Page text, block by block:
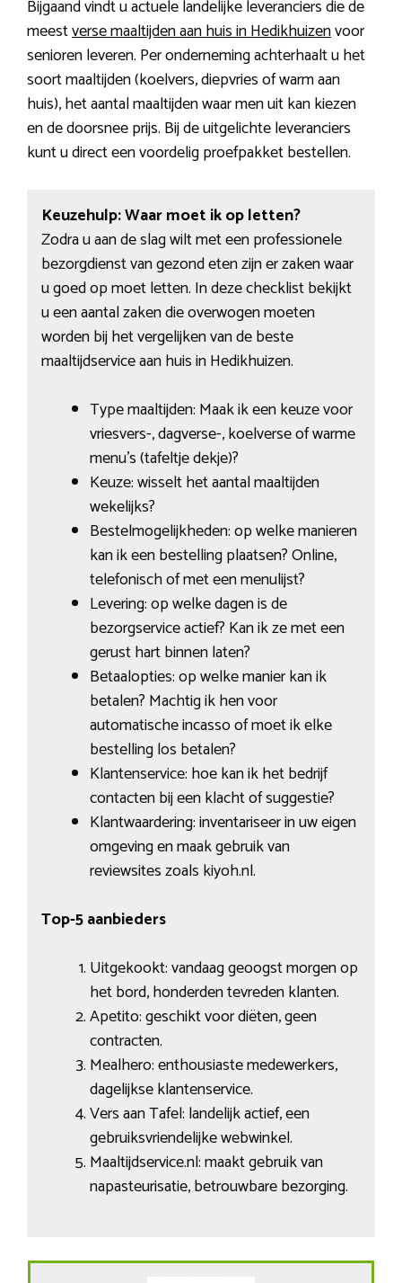
Bijgaand vindt u actuele landelijke leveranciers die de
meestverse maaltijden aan huis in Hedikhuizenvoor
senioren leveren. Per onderneming achterhaalt u het
soort maaltijden (koelvers, diepvries of warm aan
huis), het aantal maaltijden waar men uit kan kiezen
en de doorsnee prijs. Bij de uitgelichte leveranciers
kunt u direct een voordelig proefpakket bestellen.
Keuzehulp: Waar moet ik op letten?
Zodra u aan de slag wilt met een professionele
bezorgdienst van gezond eten zijn er zaken waar
u goed op moet letten. In deze checklist bekijkt
u een aantal zaken die overwogen moeten
worden bij het vergelijken van de beste
maaltijdservice aan huis in Hedikhuizen.
Type maaltijden: Maak ik een keuze voor
vriesvers-, dagverse-, koelverse of warme
menu’s (tafeltje dekje)?
Keuze: wisselt het aantal maaltijden
wekelijks?
Bestelmogelijkheden: op welke manieren
kan ik een bestelling plaatsen? Online,
telefonisch of met een menulijst?
Levering: op welke dagen is de
bezorgservice actief? Kan ik ze met een
gerust hart binnen laten?
Betaalopties: op welke manier kan ik
betalen? Machtig ik hen voor
automatische incasso of moet ik elke
bestelling los betalen?
Klantenservice: hoe kan ik het bedrijf
contacten bij een klacht of suggestie?
Klantwaardering: inventariseer in uw eigen
omgeving en maak gebruik van
reviewsites zoals kiyoh.nl.
Top-5 aanbieders
Uitgekookt: vandaag geoogst morgen op
het bord, honderden tevreden klanten.
Apetito: geschikt voor diëten, geen
contracten.
Mealhero: enthousiaste medewerkers,
dagelijkse klantenservice.
Vers aan Tafel: landelijk actief, een
gebruiksvriendelijke webwinkel.
Maaltijdservice.nl: maakt gebruik van
napasteurisatie, betrouwbare bezorging.